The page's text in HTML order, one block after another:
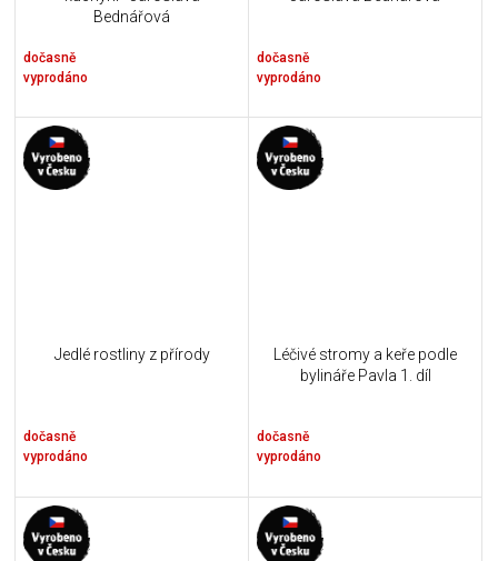
Bednářová
dočasně
vyprodáno
dočasně
vyprodáno
Jedlé rostliny z přírody
dočasně
vyprodáno
Léčivé stromy a keře podle
bylináře Pavla 1. díl
dočasně
vyprodáno